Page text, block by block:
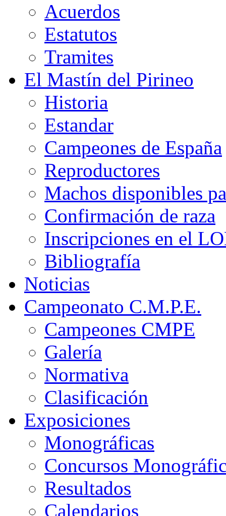
Acuerdos
Estatutos
Tramites
El Mastín del Pirineo
Historia
Estandar
Campeones de España
Reproductores
Machos disponibles
Confirmación de raza
Inscripciones en el
Bibliografía
Noticias
Campeonato C.M.P.E.
Campeones CMPE
Galería
Normativa
Clasificación
Exposiciones
Monográficas
Concursos
Resultados
Calendarios